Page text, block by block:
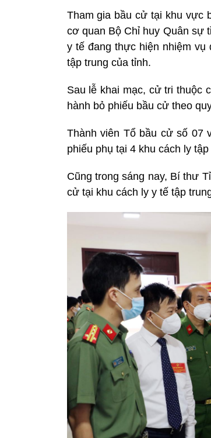
Tham gia bầu cử tại khu vực
cơ quan Bộ Chỉ huy Quân sự
y tế đang thực hiện nhiệm vụ
tập trung của tỉnh.
Sau lễ khai mạc, cử tri thuộc
hành bỏ phiếu bầu cử theo
Thành viên Tổ bầu cử số 07
phiếu phụ tại 4 khu cách ly
Cũng trong sáng nay, Bí thư
cử tại khu cách ly y tế tập